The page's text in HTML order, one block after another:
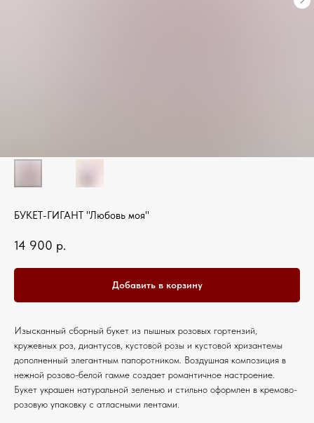
БУКЕТ-ГИГАНТ "Любовь моя"
14 900 р.
Добавить в корзину
Изысканный сборный букет из пышных розовых гортензий,
кружевных роз, диантусов, кустовой розы и кустовой хризантемы
дополненный элегантным папоротником. Воздушная композиция в
нежной розово-белой гамме создает романтичное настроение.
Букет украшен натуральной зеленью и стильно оформлен в кремово-
розовую упаковку с атласными лентами.